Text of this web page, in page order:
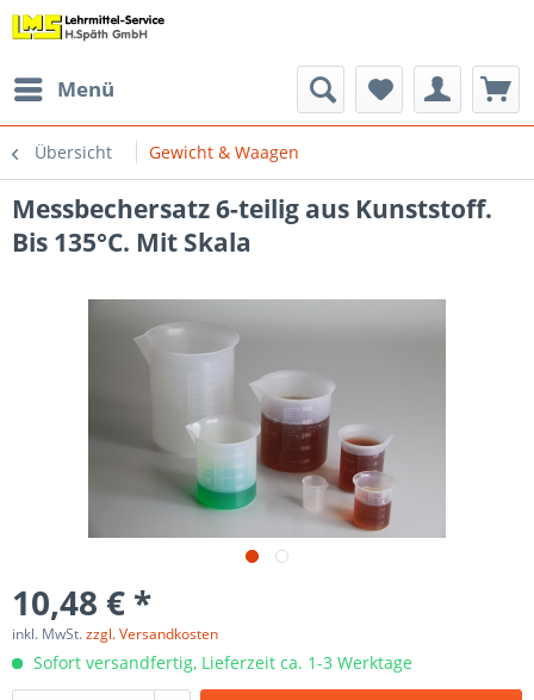
Menü
Übersicht Gewicht & Waagen
Messbechersatz 6-teilig aus Kunststoff.
Bis 135°C. Mit Skala
10,48 € *
inkl. MwSt.zzgl. Versandkosten
Sofort versandfertig, Lieferzeit ca. 1-3 Werktage